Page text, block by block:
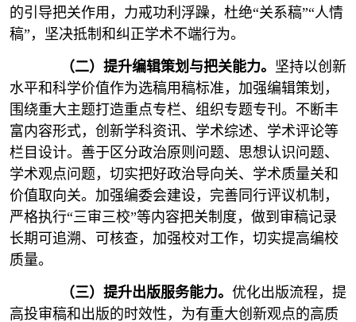
的引导把关作用，力戒功利浮躁，杜绝“关系稿”“人情
稿”，坚决抵制和纠正学术不端行为。
（二）提升编辑策划与把关能力。 坚持以创新
水平和科学价值作为选稿用稿标准，加强编辑策划，
围绕重大主题打造重点专栏、组织专题专刊。不断丰
富内容形式，创新学科资讯、学术综述、学术评论等
栏目设计。善于区分政治原则问题、思想认识问题、
学术观点问题，切实把好政治导向关、学术质量关和
价值取向关。加强编委会建设，完善同行评议机制，
严格执行“三审三校”等内容把关制度，做到审稿记录
长期可追溯、可核查，加强校对工作，切实提高编校
质量。
（三）提升出版服务能力。 优化出版流程，提
高投审稿和出版的时效性，为有重大创新观点的高质